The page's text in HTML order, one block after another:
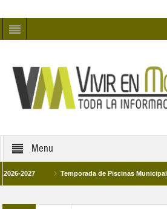
Menu
Temporada de Piscinas Municipales 2026